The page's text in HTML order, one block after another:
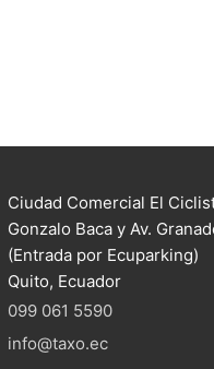
Ciudad Comercial El
Gonzalo Baca y Av.
(Entrada por Ecuparking)
Quito, Ecuador
099 061 5590
info@taxo.ec